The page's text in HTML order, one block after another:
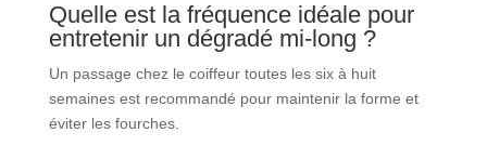
Quelle est la fréquence idéale pour
entretenir un dégradé mi-long ?
Un passage chez le coiffeur toutes les six à huit
semaines est recommandé pour maintenir la forme et
éviter les fourches.